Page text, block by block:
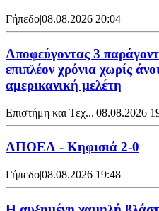
Γήπεδο|08.08.2026 20:04
Αποφεύγοντας 3
επιπλέον χρόνια χωρίς
αμερικανική μελέτη
Επιστήμη και Τεχ...|08.08.2026
ΑΠΟΕΛ - Κηφισιά 2-0
Γήπεδο|08.08.2026 19:48